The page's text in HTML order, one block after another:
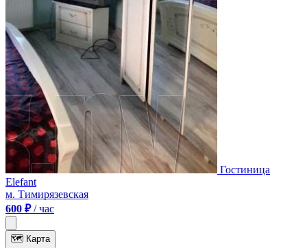
Гостиница
Elefant
м. Тимирязевская
600 ₽/ час
🗺 Карта